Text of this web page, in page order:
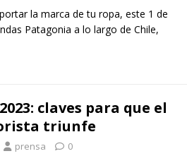
la marca de tu ropa, este 1 de
Patagonia a lo largo de Chile,
claves para que el
triunfe
prensa 0